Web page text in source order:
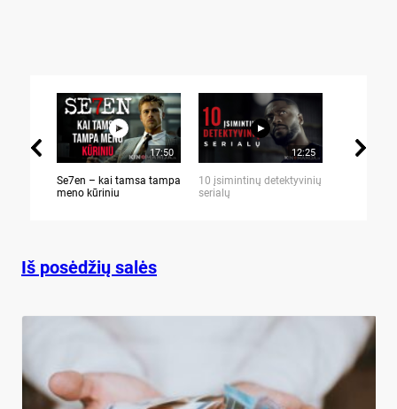
17:50
Se7en – kai tamsa tampa
meno kūriniu
12:25
10 įsimintinų detektyvinių
serialų
Iš posėdžių salės